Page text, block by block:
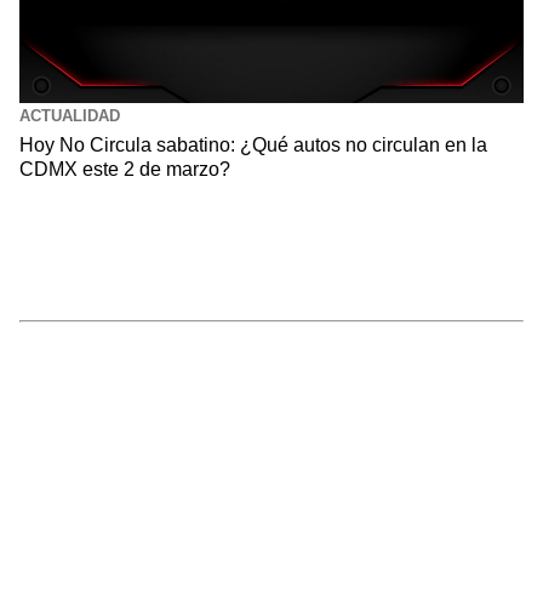
ACTUALIDAD
Hoy No Circula sabatino: ¿Qué autos no circulan en la
CDMX este 2 de marzo?